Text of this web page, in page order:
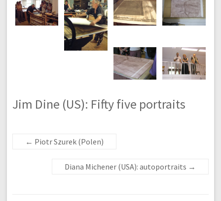
Jim Dine (US): Fifty five portraits
← Piotr Szurek (Polen)
Diana Michener (USA): autoportraits →